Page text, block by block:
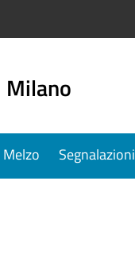
Milano
Segnalazioni